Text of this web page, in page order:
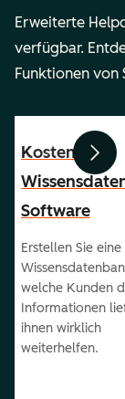
Erweiterte
verfügbar.
Funktionen von
Zurück
Kostenlose
Software
Erstellen Sie eine
welche Kunden
Informationen
ihnen wirklich
weiterhelfen.